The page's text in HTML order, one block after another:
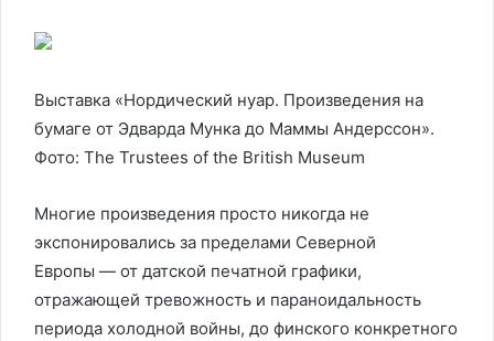
Выставка «Нордический нуар. Произведения на
бумаге от Эдварда Мунка до Маммы Андерссон».
Фото: The Trustees of the British Museum
Многие произведения просто никогда не
экспонировались за пределами Северной
Европы — от датской печатной графики,
отражающей тревожность и параноидальность
периода холодной войны, до финского конкретного